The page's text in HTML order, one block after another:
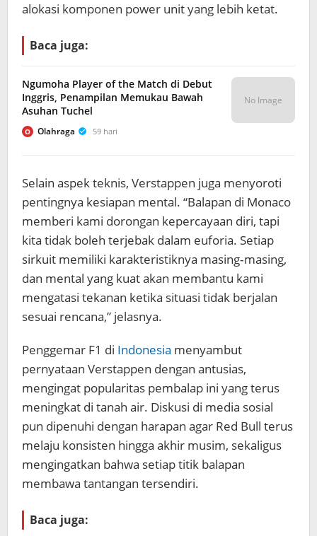
alokasi komponen power unit yang lebih ketat.
Baca juga:
Ngumoha Player of the Match di Debut
Inggris, Penampilan Memukau Bawah
Asuhan Tuchel
O Olahraga 59 hari
No Image
Selain aspek teknis, Verstappen juga menyoroti
pentingnya kesiapan mental. “Balapan di Monaco
memberi kami dorongan kepercayaan diri, tapi
kita tidak boleh terjebak dalam euforia. Setiap
sirkuit memiliki karakteristiknya masing‑masing,
dan mental yang kuat akan membantu kami
mengatasi tekanan ketika situasi tidak berjalan
sesuai rencana,” jelasnya.
Penggemar F1 di Indonesia menyambut
pernyataan Verstappen dengan antusias,
mengingat popularitas pembalap ini yang terus
meningkat di tanah air. Diskusi di media sosial
pun dipenuhi dengan harapan agar Red Bull terus
melaju konsisten hingga akhir musim, sekaligus
mengingatkan bahwa setiap titik balapan
membawa tantangan tersendiri.
Baca juga: